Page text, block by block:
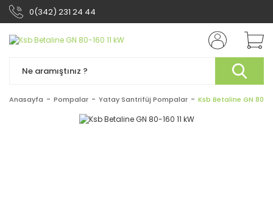
0(342) 231 24 44
Anasayfa Pompalar Yatay Santrifüj Pompalar Ksb Betaline GN 80-